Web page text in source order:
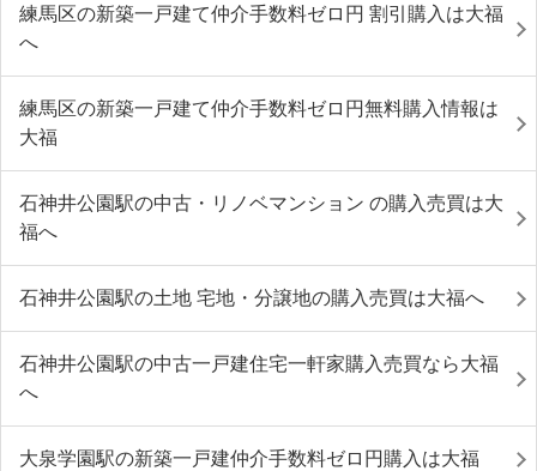
練馬区の新築一戸建て仲介手数料ゼロ円 割引購入は大福
へ
練馬区の新築一戸建て仲介手数料ゼロ円無料購入情報は
大福
石神井公園駅の中古・リノベマンション の購入売買は大
福へ
石神井公園駅の土地 宅地・分譲地の購入売買は大福へ
石神井公園駅の中古一戸建住宅一軒家購入売買なら大福
へ
大泉学園駅の新築一戸建仲介手数料ゼロ円購入は大福